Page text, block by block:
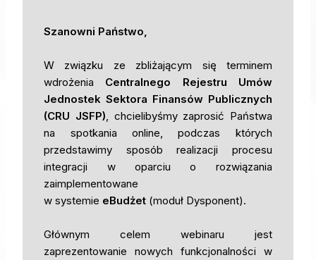
Szanowni Państwo,
W związku ze zbliżającym się terminem
wdrożenia Centralnego Rejestru Umów
Jednostek Sektora Finansów Publicznych
(CRU JSFP) , chcielibyśmy zaprosić Państwa
na spotkania online, podczas których
przedstawimy sposób realizacji procesu
integracji w oparciu o rozwiązania
zaimplementowane
w systemie eBudżet (moduł Dysponent).
Głównym celem webinaru jest
zaprezentowanie nowych funkcjonalności w